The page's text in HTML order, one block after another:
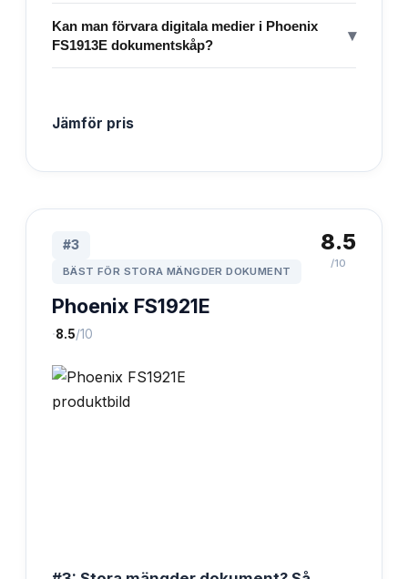
Kan man förvara digitala medier i Phoenix
FS1913E dokumentskåp?
▾
Jämför pris
#3
BÄST FÖR STORA MÄNGDER DOKUMENT
Phoenix FS1921E
·8.5/10
8.5
/10